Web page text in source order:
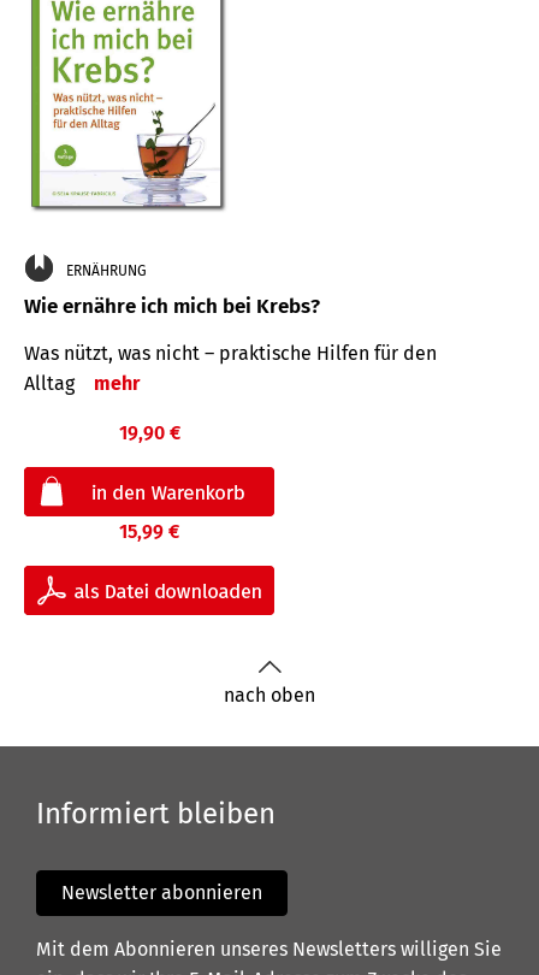
ERNÄHRUNG
Wie ernähre ich mich bei Krebs?
Was nützt, was nicht – praktische Hilfen für den
Alltag
mehr
19,90 €
15,99 €
nach oben
Informiert bleiben
Newsletter abonnieren
Mit dem Abonnieren unseres Newsletters willigen Sie